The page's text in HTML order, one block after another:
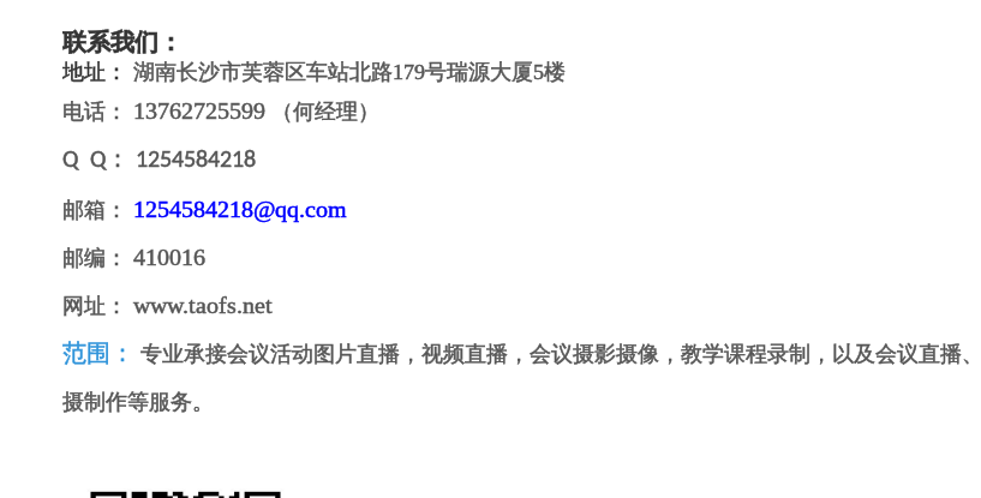
联系我们：
地址： 湖南长沙市芙蓉区车站北路179号瑞源大厦5楼
电话： 13762725599 （何经理）
Q Q ： 1254584218
邮箱： 1254584218@qq.com
邮编： 410016
网址：www.taofs.net
范围： 专业承接会议活动图片直播，视频直播，会议摄影摄像，教学课程录制，以及会议直播
摄制作等服务。